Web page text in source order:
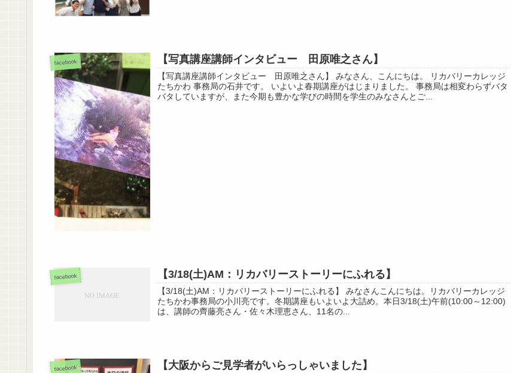
facebook 【写真講座講師インタビュー 田原唯之さん】
【写真講座講師インタビュー 田原唯之さん】 みなさん、こんにちは。 リカバリーカレッジ
たちかわ 事務局の石井です。 いよいよ春期講座がはじまりました。 事務局は相変わらずバタ
バタしていますが、また今期も豊かな学びの時間を学生のみなさんとご...
facebook 【3/18(土)AM：リカバリーストーリーにふれる】
【3/18(土)AM：リカバリーストーリーにふれる】 みなさんこんにちは。リカバリーカレッジ
たちかわ事務局の小川亮です。冬期講座もいよいよ大詰め。本日3/18(土)午前(10:00～12:00)
は、講師の齊藤亮さん・佐々木理恵さん、11名の...
facebook 【大阪からご見学者がいらっしゃいました】